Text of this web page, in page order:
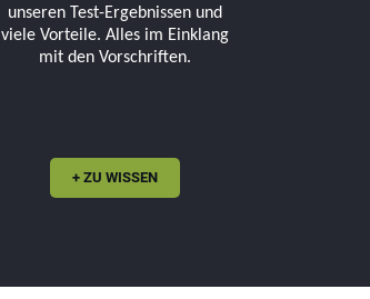
unseren Test-Ergebnissen und
viele Vorteile. Alles im Einklang
mit den Vorschriften.
+ ZU WISSEN